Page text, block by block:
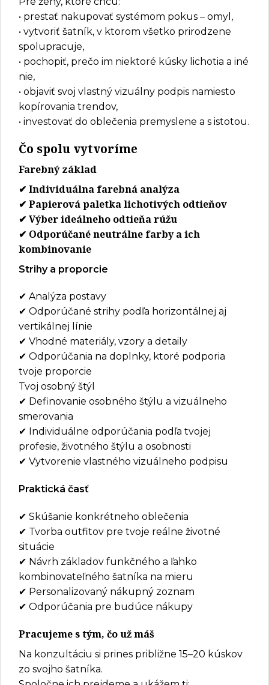
• prestať nakupovať systémom pokus – omyl,
• vytvoriť šatník, v ktorom všetko prirodzene
spolupracuje,
• pochopiť, prečo im niektoré kúsky lichotia a iné
nie,
• objaviť svoj vlastný vizuálny podpis namiesto
kopírovania trendov,
• investovať do oblečenia premyslene a s istotou.
Čo spolu vytvoríme
Farebný základ
✔ Individuálna farebná analýza
✔ Papierová paletka lichotivých odtieňov
✔ Výber ideálneho odtieňa rúžu
✔ Odporúčané neutrálne farby a ich
kombinovanie
Strihy a proporcie
✔ Analýza postavy
✔ Odporúčané strihy podľa horizontálnej aj
vertikálnej línie
✔ Vhodné materiály, vzory a detaily
✔ Odporúčania na doplnky, ktoré podporia
tvoje proporcie
Tvoj osobný štýl
✔ Definovanie osobného štýlu a vizuálneho
smerovania
✔ Individuálne odporúčania podľa tvojej
profesie, životného štýlu a osobnosti
✔ Vytvorenie vlastného vizuálneho podpisu
Praktická časť
✔ Skúšanie konkrétneho oblečenia
✔ Tvorba outfitov pre tvoje reálne životné
situácie
✔ Návrh základov funkčného a ľahko
kombinovateľného šatníka na mieru
✔ Personalizovaný nákupný zoznam
✔ Odporúčania pre budúce nákupy
Pracujeme s tým, čo už máš
Na konzultáciu si prines približne 15–20 kúskov
zo svojho šatníka.